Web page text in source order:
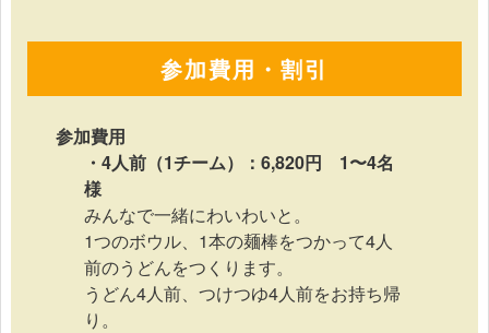
参加費用・割引
参加費用
・4人前（1チーム）：6,820円 1〜4名
様
みんなで一緒にわいわいと。
1つのボウル、1本の麺棒をつかって4人
前のうどんをつくります。
うどん4人前、つけつゆ4人前をお持ち帰
り。